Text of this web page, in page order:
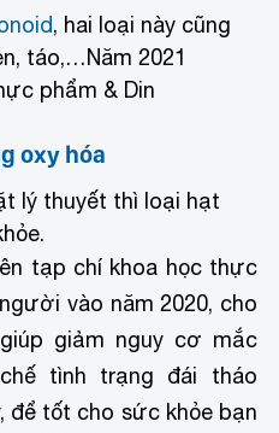
, hai loại này cũng
táo,…Năm 2021
phẩm & Din
oxy hóa
lý thuyết thì loại hạt
tạp chí khoa học thực
vào năm 2020, cho
giảm nguy cơ mắc
tình trạng đái tháo
để tốt cho sức khỏe bạn